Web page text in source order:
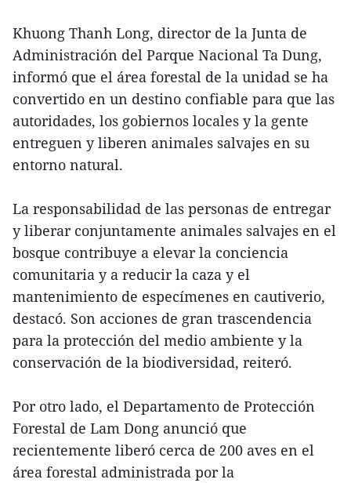
Khuong Thanh Long, director de la Junta de
Administración del Parque Nacional Ta Dung,
informó que el área forestal de la unidad se ha
convertido en un destino confiable para que las
autoridades, los gobiernos locales y la gente
entreguen y liberen animales salvajes en su
entorno natural.
La responsabilidad de las personas de entregar
y liberar conjuntamente animales salvajes en el
bosque contribuye a elevar la conciencia
comunitaria y a reducir la caza y el
mantenimiento de especímenes en cautiverio,
destacó. Son acciones de gran trascendencia
para la protección del medio ambiente y la
conservación de la biodiversidad, reiteró.
Por otro lado, el Departamento de Protección
Forestal de Lam Dong anunció que
recientemente liberó cerca de 200 aves en el
área forestal administrada por la